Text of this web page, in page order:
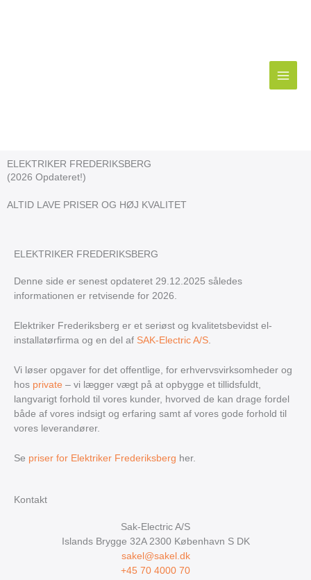
ELEKTRIKER FREDERIKSBERG
(2026 Opdateret!)
ALTID LAVE PRISER OG HØJ KVALITET
ELEKTRIKER FREDERIKSBERG
Denne side er senest opdateret 29.12.2025 således
informationen er retvisende for 2026.
Elektriker Frederiksberg er et seriøst og kvalitetsbevidst el-
installatørfirma og en del af SAK-Electric A/S.
Vi løser opgaver for det offentlige, for erhvervsvirksomheder og
hos private – vi lægger vægt på at opbygge et tillidsfuldt,
langvarigt forhold til vores kunder, hvorved de kan drage fordel
både af vores indsigt og erfaring samt af vores gode forhold til
vores leverandører.
Se priser for Elektriker Frederiksberg her.
Kontakt
Sak-Electric A/S
Islands Brygge 32A 2300 København S DK
sakel@sakel.dk
+45 70 4000 70